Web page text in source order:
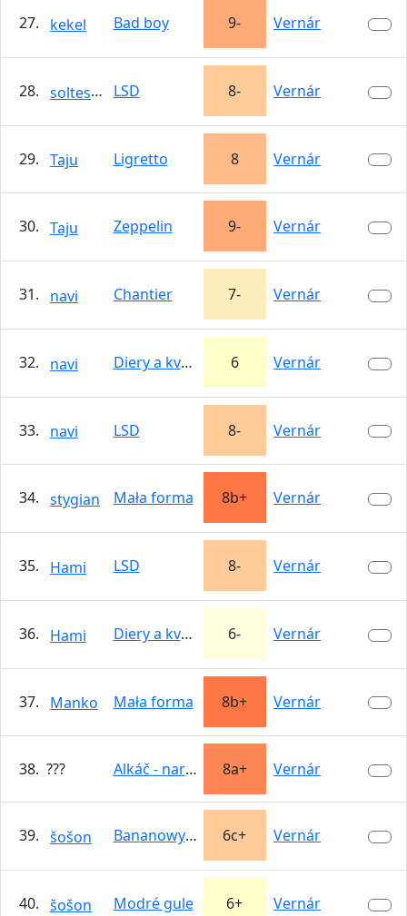
27. kekel Bad boy 9- Vernár
28. soltesik LSD 8- Vernár
29. Taju Ligretto 8 Vernár
30. Taju Zeppelin 9- Vernár
31. navi Chantier 7- Vernár
32. navi Diery a kvety 6 Vernár
33. navi LSD 8- Vernár
34. stygian Mała forma 8b+ Vernár
35. Hami LSD 8- Vernár
36. Hami Diery a kvety 6- Vernár
37. Manko Mała forma 8b+ Vernár
38. ??? Alkáč - narovnanie 8a+ Vernár
39. šošon Bananowy zel 6c+ Vernár
40. šošon Modré gule 6+ Vernár